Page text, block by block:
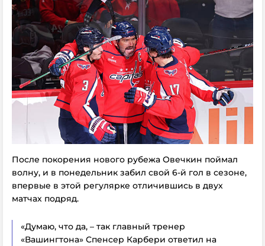
После покорения нового рубежа Овечкин поймал
волну, и в понедельник забил свой 6-й гол в сезоне,
впервые в этой регулярке отличившись в двух
матчах подряд.
«Думаю, что да, – так главный тренер
«Вашингтона» Спенсер Карбери ответил на